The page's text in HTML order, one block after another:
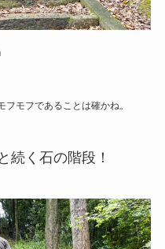
フモフであることは確かね。
続く石の階段！